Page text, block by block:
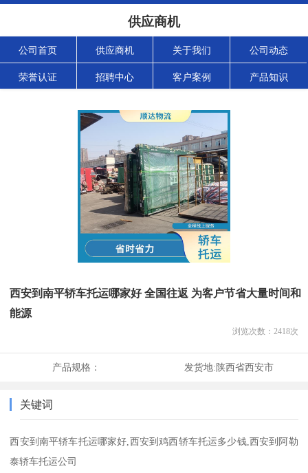
供应商机
公司首页 供应商机 关于我们 公司动态
荣誉认证 招聘中心 客户案例 产品知识
西安到南平轿车托运哪家好 全国往返 为客户节省大量时间和
能源
浏览次数： 2418次
产品规格： 发货地:陕西省西安市
关键词
西安到南平轿车托运哪家好,西安到鸡西轿车托运多少钱,西安到阿勒
泰轿车托运公司